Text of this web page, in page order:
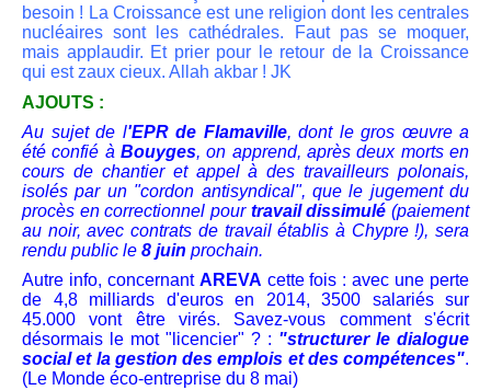
besoin ! La Croissance est une religion dont les centrales
nucléaires sont les cathédrales. Faut pas se moquer,
mais applaudir. Et prier pour le retour de la Croissance
qui est zaux cieux. Allah akbar ! JK
AJOUTS :
Au sujet de l'EPR de Flamaville, dont le gros œuvre a
été confié à Bouyges, on apprend, après deux morts en
cours de chantier et appel à des travailleurs polonais,
isolés par un "cordon antisyndical", que le jugement du
procès en correctionnel pour travail dissimulé (paiement
au noir, avec contrats de travail établis à Chypre !), sera
rendu public le 8 juin prochain.
Autre info, concernant AREVA cette fois : avec une perte
de 4,8 milliards d'euros en 2014, 3500 salariés sur
45.000 vont être virés. Savez-vous comment s'écrit
désormais le mot "licencier" ? : "structurer le dialogue
social et la gestion des emplois et des compétences".
(Le Monde éco-entreprise du 8 mai)